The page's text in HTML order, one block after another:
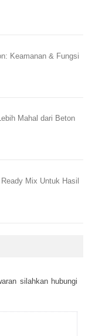
Keamanan & Fungsi
Mahal dari Beton
Mix Untuk Hasil
sіlаhkаn hubungі